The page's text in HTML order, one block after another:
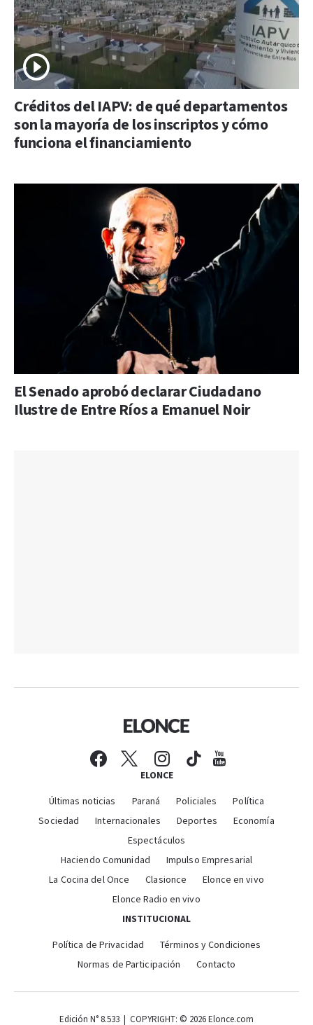
Créditos del IAPV: de qué departamentos
son la mayoría de los inscriptos y cómo
funciona el financiamiento
El Senado aprobó declarar Ciudadano
Ilustre de Entre Ríos a Emanuel Noir
ELONCE
Últimas noticias Paraná Policiales
Política
Sociedad
Internacionales Deportes
Economía
Espectáculos
Haciendo Comunidad
Impulso Empresarial
La Cocina del Once
Clasionce
Elonce en vivo
Elonce Radio en vivo
INSTITUCIONAL
Política de Privacidad
Términos y Condiciones
Normas de Participación
Contacto
Edición N° 8.533 | COPYRIGHT: © 2026 Elonce.com